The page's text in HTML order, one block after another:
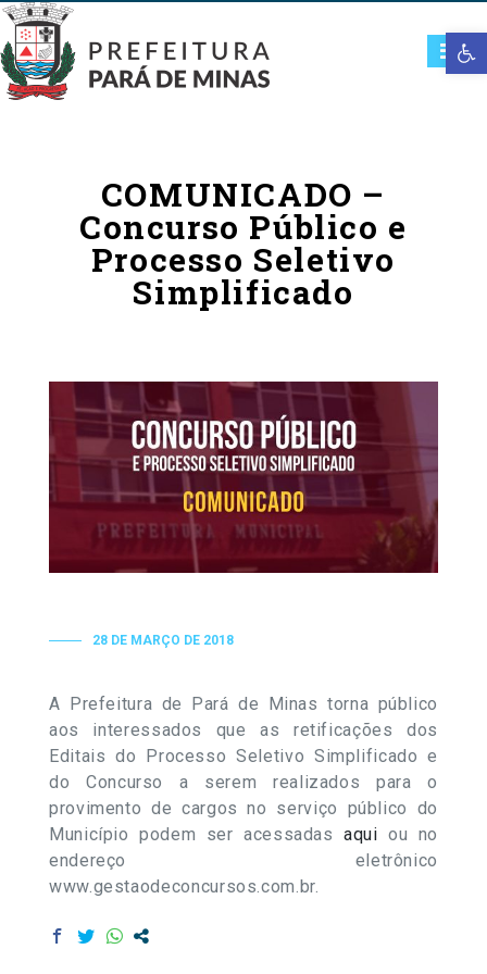
COMUNICADO –
Concurso Público e
Processo Seletivo
Simplificado
28 DE MARÇO DE 2018
A Prefeitura de Pará de Minas torna público
aos interessados que as retificações dos
Editais do Processo Seletivo Simplificado e
do Concurso a serem realizados para o
provimento de cargos no serviço público do
Município podem ser acessadasaqui ou no
endereço eletrônico
www.gestaodeconcursos.com.br.